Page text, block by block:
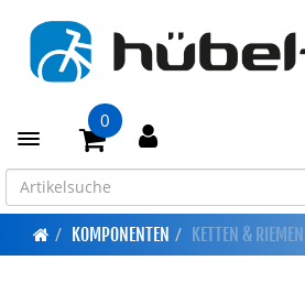
Toggle navigation
0
KOMPONENTEN KETTEN & RIEMEN